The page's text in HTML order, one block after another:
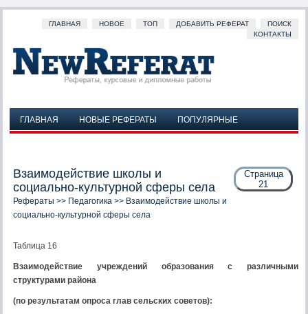
ГЛАВНАЯ НОВОЕ ТОП ДОБАВИТЬ РЕФЕРАТ
ПОИСК
КОНТАКТЫ
ГЛАВНАЯ НОВЫЕ РЕФЕРАТЫ
ПОПУЛЯРНЫЕ
Страница
21
Взаимодействие школы и
социально-культурной сферы села
Рефераты >> Педагогика >> Взаимодействие школы и
социально-культурной сферы села
Таблица 16
Взаимодействие учреждений образования с различными
структурами района
(по результатам опроса глав сельских советов):